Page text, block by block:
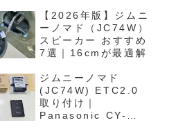
ます！
【2026年版】ジムニ
ーノマド（JC74W）
スピーカー おすすめ
7選｜16cmが最適解
ジムニーノマド
(JC74W) ETC2.0
取り付け｜
Panasonic CY-